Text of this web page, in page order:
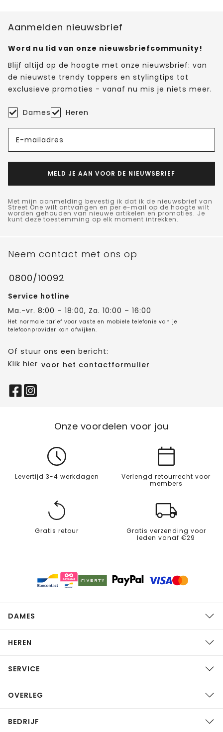
Aanmelden nieuwsbrief
Word nu lid van onze nieuwsbriefcommunity!
Blijf altijd op de hoogte met onze nieuwsbrief: van
de nieuwste trendy toppers en stylingtips tot
exclusieve promoties - vanaf nu mis je niets meer.
Dames Heren
E-mailadres
MELD JE AAN VOOR DE NIEUWSBRIEF
Met mijn aanmelding bevestig ik dat ik de nieuwsbrief van
Street One wilt ontvangen en per e-mail op de hoogte wilt
worden gehouden van nieuwe artikelen en promoties. Je
kunt deze toestemming op elk moment intrekken.
Neem contact met ons op
0800/10092
Service hotline
Ma.-vr. 8:00 – 18:00, Za. 10:00 – 16:00
Het normale tarief voor vaste en mobiele telefonie van je
telefoonprovider kan afwijken.
Of stuur ons een bericht:
Klik hier voor het contactformulier
Onze voordelen voor jou
Levertijd 3-4 werkdagen
Verlengd retourrecht voor
members
Gratis retour
Gratis verzending voor
leden vanaf €29
DAMES
HEREN
SERVICE
OVERLEG
BEDRIJF